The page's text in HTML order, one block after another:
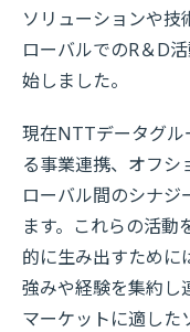
ソリューションや
ローバルでのR＆D
始しました。
現在NTTデータグル
る事業連携、オフシ
ローバル間のシナジ
ます。これらの活動
的に生み出すために
強みや経験を集約し
マーケットに適した